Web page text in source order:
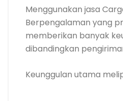
Menggunakan jasa
Berpengalaman yang
memberikan banyak
dibandingkan
Keunggulan utama